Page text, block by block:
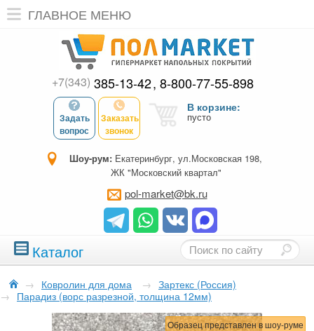
ГЛАВНОЕ МЕНЮ
+7(343) 385-13-42 8-800-77-55-898
Задать
вопрос
Заказать
звонок
В корзине:
пусто
Шоу-рум: Екатеринбург, ул.Московская 198,
ЖК "Московский квартал"
pol-market@bk.ru
Каталог
→ Ковролин для дома → Зартекс (Россия)
→ Парадиз (ворс разрезной, толщина 12мм)
Образец представлен в шоу-руме